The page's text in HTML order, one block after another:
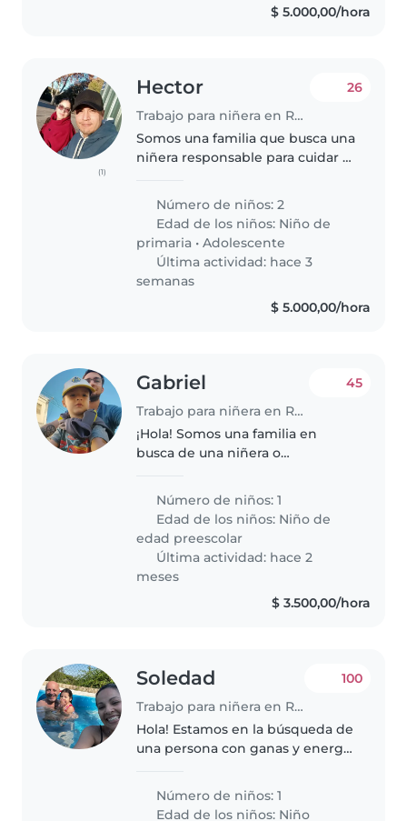
$ 5.000,00/hora
(1)
Hector
Trabajo para niñera en Rosario
26
Somos una familia que busca una
niñera responsable para cuidar a
edad escolar y un adolescente.
Nuestros hijos son charlatanes,
enérgicos y creativos...
Número de niños: 2
Edad de los niños: Niño de
primaria •Adolescente
Última actividad: hace 3
semanas
$ 5.000,00/hora
Gabriel
Trabajo para niñera en Rosario
45
¡Hola! Somos una familia en
busca de una niñera o
nuestro hijo, un niño de
preescolar amigable, tranquilo y
creativo. Nos encantaría alguien
que se sienta..
Número de niños: 1
Edad de los niños: Niño de
edad preescolar
Última actividad: hace 2
meses
$ 3.500,00/hora
Soledad
Trabajo para niñera en Rosario
100
Hola! Estamos en la búsqueda de
una persona con ganas y energía
El horario es desde las 7 AM
Número de niños: 1
Edad de los niños: Niño